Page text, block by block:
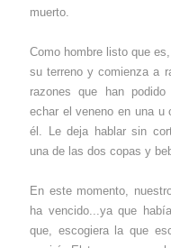
muerto.
Como hombre listo que
su terreno y comienza a
razones que han
echar el veneno en una u
él. Le deja hablar sin
una de las dos copas y
En este momento,
ha vencido...ya que
que, escogiera la que